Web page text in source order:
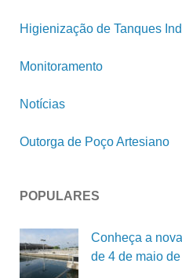
Higienização de Tanques
Monitoramento
Notícias
Outorga de Poço Artesiano
POPULARES
Conheça a
de 4 de maio